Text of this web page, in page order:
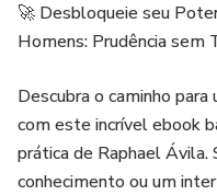
🚀 Desbloqueie seu
Homens: Prudência sem
Descubra o caminho
com este incrível ebook
prática de Raphael Ávila.
conhecimento ou um